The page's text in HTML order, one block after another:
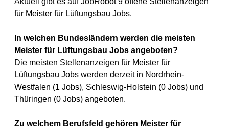
für Meister für Lüftungsbau Jobs.
In welchen Bundesländern werden die meisten
Meister für Lüftungsbau Jobs angeboten?
Die meisten Stellenanzeigen für Meister für
Lüftungsbau Jobs werden derzeit in Nordrhein-
Westfalen (1 Jobs), Schleswig-Holstein (0 Jobs) und
Thüringen (0 Jobs) angeboten.
Zu welchem Berufsfeld gehören Meister für